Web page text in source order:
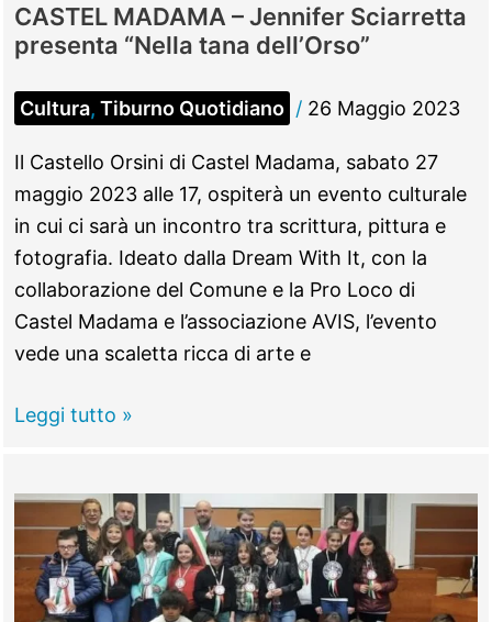
CASTEL MADAMA – Jennifer Sciarretta
presenta “Nella tana dell’Orso”
Cultura, Tiburno Quotidiano / 26 Maggio 2023
Il Castello Orsini di Castel Madama, sabato 27
maggio 2023 alle 17, ospiterà un evento culturale
in cui ci sarà un incontro tra scrittura, pittura e
fotografia. Ideato dalla Dream With It, con la
collaborazione del Comune e la Pro Loco di
Castel Madama e l’associazione AVIS, l’evento
vede una scaletta ricca di arte e
CASTEL
Jennifer
Sciarretta
presenta
“Nella
Leggi tutto »